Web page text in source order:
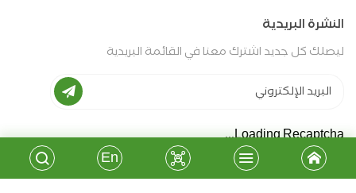
En
النشرة البريدية
ليصلك كل جديد اشترك معنا في القائمة البريدية
Loading Recaptcha...